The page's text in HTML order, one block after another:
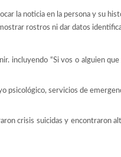
la noticia en la persona y su
rostros ni dar datos
incluyendo “Si vos o alguien
psicológico, servicios de
crisis suicidas y encontraron